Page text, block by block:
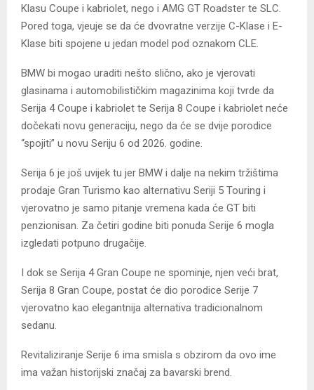
Klasu Coupe i kabriolet, nego i AMG GT Roadster te SLC.
Pored toga, vjeuje se da će dvovratne verzije C-Klase i E-
Klase biti spojene u jedan model pod oznakom CLE.
BMW bi mogao uraditi nešto slično, ako je vjerovati
glasinama i automobilističkim magazinima koji tvrde da
Serija 4 Coupe i kabriolet te Serija 8 Coupe i kabriolet neće
dočekati novu generaciju, nego da će se dvije porodice
“spojiti” u novu Seriju 6 od 2026. godine.
Serija 6 je još uvijek tu jer BMW i dalje na nekim tržištima
prodaje Gran Turismo kao alternativu Seriji 5 Touring i
vjerovatno je samo pitanje vremena kada će GT biti
penzionisan. Za četiri godine biti ponuda Serije 6 mogla
izgledati potpuno drugačije.
I dok se Serija 4 Gran Coupe ne spominje, njen veći brat,
Serija 8 Gran Coupe, postat će dio porodice Serije 7
vjerovatno kao elegantnija alternativa tradicionalnom
sedanu.
Revitaliziranje Serije 6 ima smisla s obzirom da ovo ime
ima važan historijski značaj za bavarski brend.